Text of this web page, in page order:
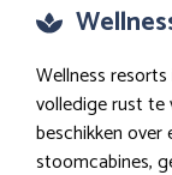
Wellness
volledige rust te
beschikken over
stoomcabines,